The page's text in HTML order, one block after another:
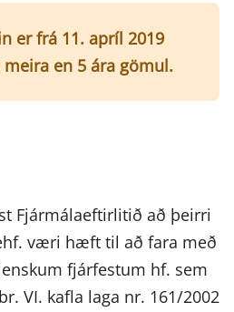
er frá 11. apríl 2019
en 5 ára gömul.
Fjármálaeftirlitið að þeirri
væri hæft til að fara með
fjárfestum hf. sem
VI. kafla laga nr. 161/2002